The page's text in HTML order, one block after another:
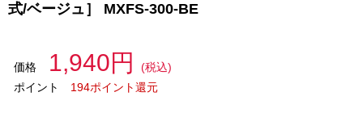
式/ベージュ］ MXFS-300-BE
価格 1,940円
(税込)
ポイント
194ポイント還元